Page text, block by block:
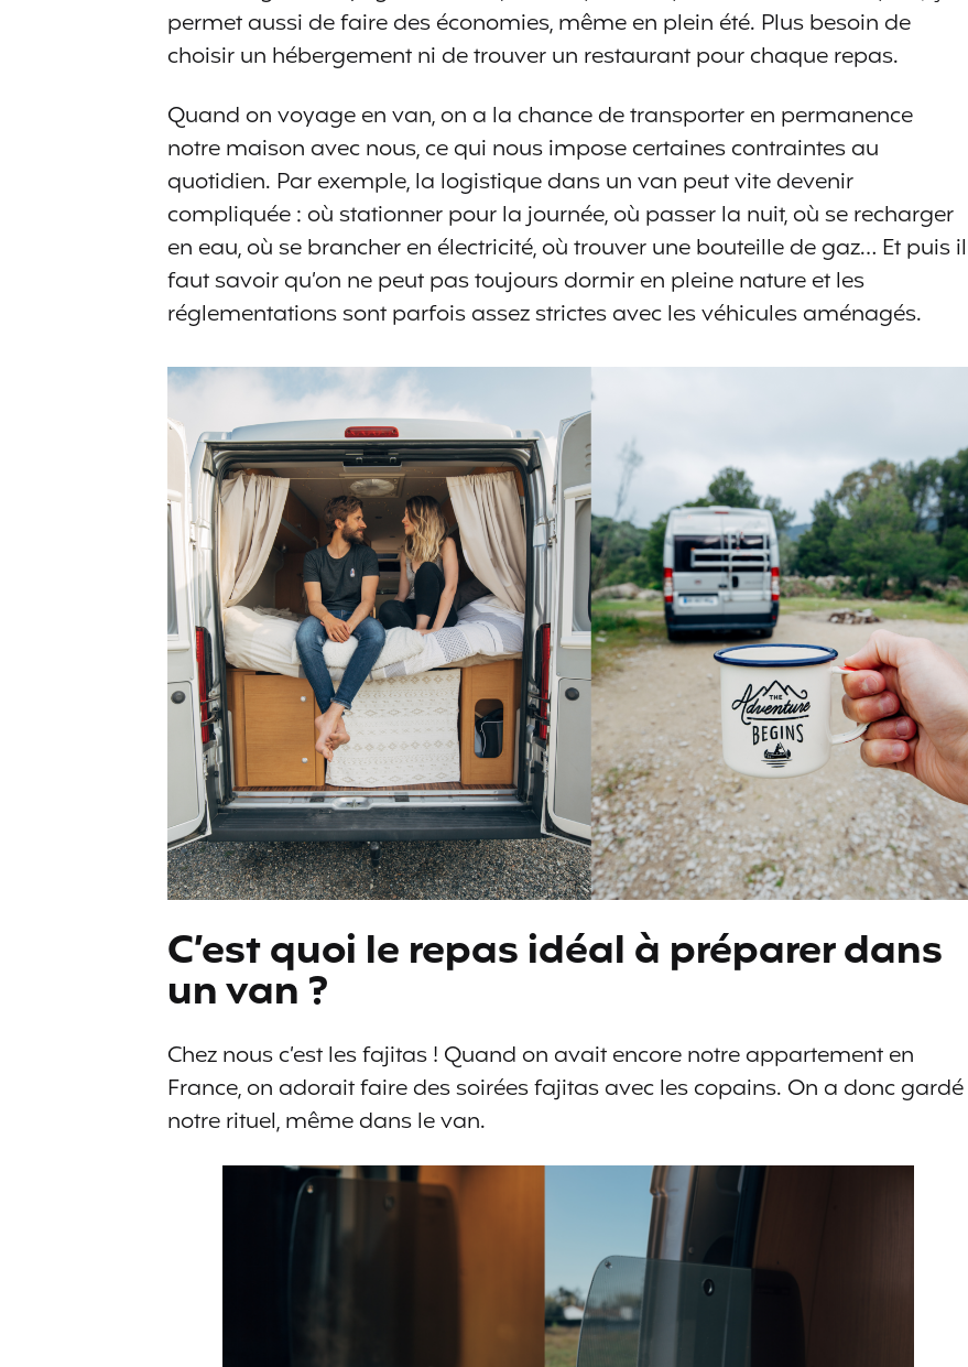
permet aussi de faire des économies, même en plein été. Plus besoin de
choisir un hébergement ni de trouver un restaurant pour chaque repas.
Quand on voyage en van, on a la chance de transporter en permanence
notre maison avec nous, ce qui nous impose certaines contraintes au
quotidien. Par exemple, la logistique dans un van peut vite devenir
compliquée : où stationner pour la journée, où passer la nuit, où se recharger
en eau, où se brancher en électricité, où trouver une bouteille de gaz… Et puis il
faut savoir qu’on ne peut pas toujours dormir en pleine nature et les
réglementations sont parfois assez strictes avec les véhicules aménagés.
C’est quoi le repas idéal à préparer dans
un van ?
Chez nous c’est les fajitas ! Quand on avait encore notre appartement en
France, on adorait faire des soirées fajitas avec les copains. On a donc gardé
notre rituel, même dans le van.